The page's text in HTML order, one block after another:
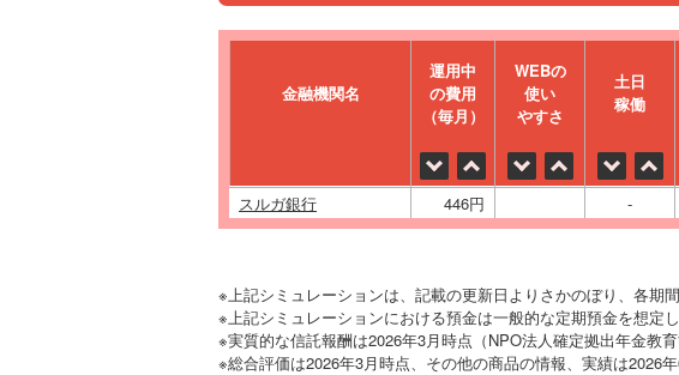
金融機関名
運⽤中
の費⽤
（毎⽉）
WEBの
使い
やすさ
⼟⽇
稼働
スルガ銀行 446円 -
※上記シミュレーションは、記載の更新日よりさかのぼり、各期
※上記シミュレーションにおける預金は一般的な定期預金を想定
※実質的な信託報酬は2026年3月時点（NPO法人確定拠出年金教育
※総合評価は2026年3月時点、その他の商品の情報、実績は2026